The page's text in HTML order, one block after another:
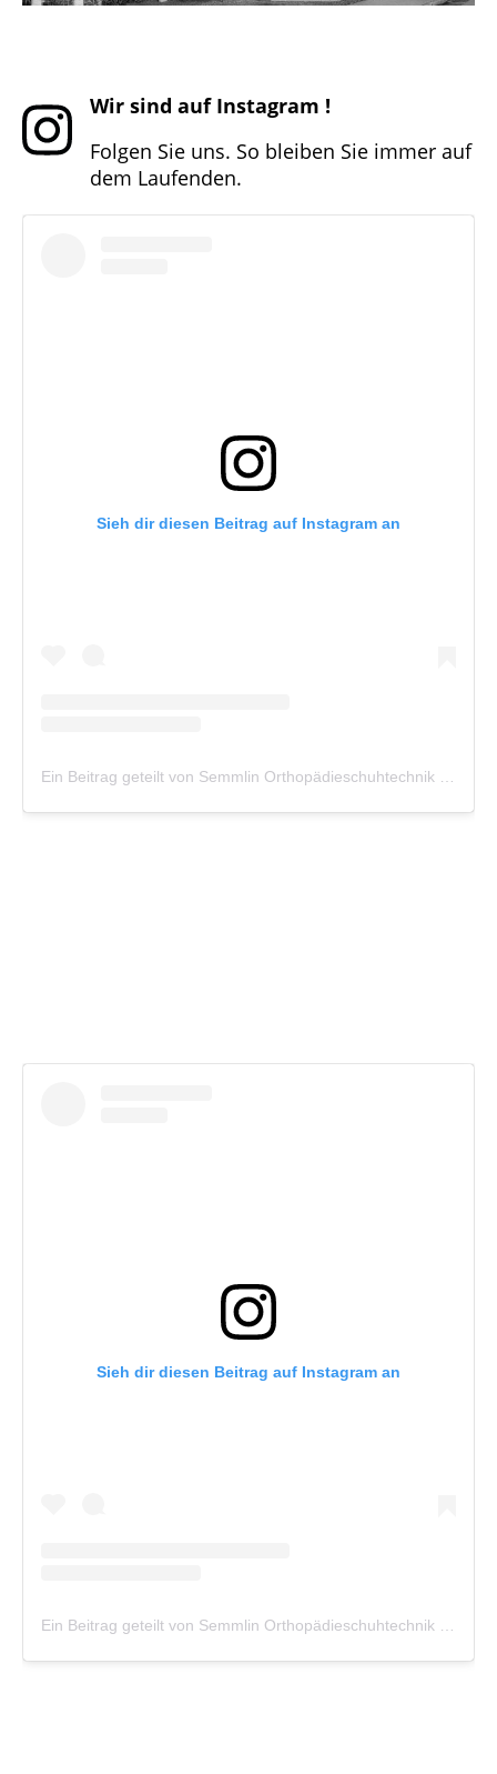
Wir sind auf Instagram !
Folgen Sie uns. So bleiben Sie immer auf
dem Laufenden.